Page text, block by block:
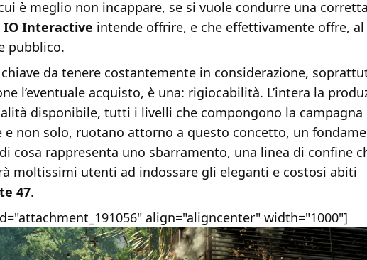
è meglio non incappare, se si vuole condurre una
IO Interactive intende offrire, e che effettivamente offre, al
pubblico.
da tenere costantemente in considerazione,
l’eventuale acquisto, è una: rigiocabilità. L’intera la
disponibile, tutti i livelli che compongono la campagna
e non solo, ruotano attorno a questo concetto, un
cosa rappresenta uno sbarramento, una linea di confine
moltissimi utenti ad indossare gli eleganti e costosi abiti
47.
align="aligncenter" width="1000"]